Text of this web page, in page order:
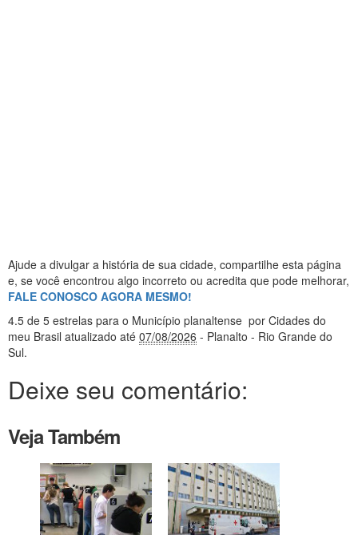
Ajude a divulgar a história de sua cidade, compartilhe esta página
e, se você encontrou algo incorreto ou acredita que pode melhorar,
FALE CONOSCO AGORA MESMO!
4.5 de 5 estrelas para o Município planaltense por Cidades do
meu Brasil atualizado até 07/08/2026 - Planalto - Rio Grande do
Sul.
Deixe seu comentário:
Veja Também